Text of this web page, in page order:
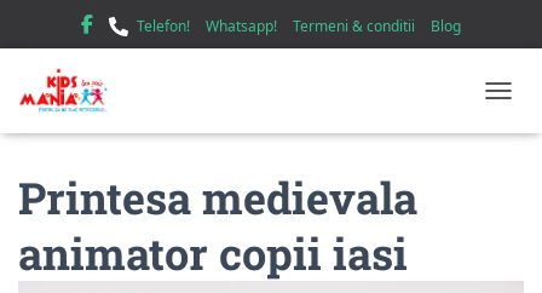
Telefon! Whatsapp! Termeni & conditii Blog
Printesa medievala
animator copii iasi